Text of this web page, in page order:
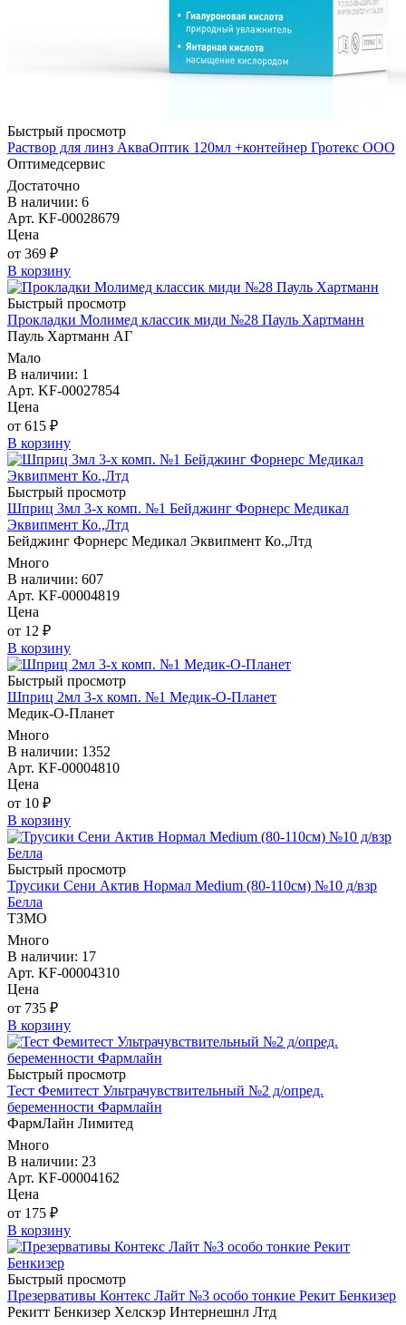
Быстрый просмотр
Раствор для линз АкваОптик 120мл +контейнер Гротекс ООО
Оптимедсервис
Достаточно
В наличии: 6
Арт. KF-00028679
Цена
от 369 ₽
В корзину
Быстрый просмотр
Прокладки Молимед классик миди №28 Пауль Хартманн
Пауль Хартманн AГ
Мало
В наличии: 1
Арт. KF-00027854
Цена
от 615 ₽
В корзину
Быстрый просмотр
Шприц 3мл 3-х комп. №1 Бейджинг Форнерс Медикал
Эквипмент Ко.,Лтд
Бейджинг Форнерс Медикал Эквипмент Ко.,Лтд
Много
В наличии: 607
Арт. KF-00004819
Цена
от 12 ₽
В корзину
Быстрый просмотр
Шприц 2мл 3-х комп. №1 Медик-О-Планет
Медик-О-Планет
Много
В наличии: 1352
Арт. KF-00004810
Цена
от 10 ₽
В корзину
Быстрый просмотр
Трусики Сени Актив Нормал Medium (80-110см) №10 д/взр
Белла
ТЗМО
Много
В наличии: 17
Арт. KF-00004310
Цена
от 735 ₽
В корзину
Быстрый просмотр
Тест Фемитест Ультрачувствительный №2 д/опред.
беременности Фармлайн
ФармЛайн Лимитед
Много
В наличии: 23
Арт. KF-00004162
Цена
от 175 ₽
В корзину
Быстрый просмотр
Презервативы Контекс Лайт №3 особо тонкие Рекит Бенкизер
Рекитт Бенкизер Хелскэр Интернешнл Лтд